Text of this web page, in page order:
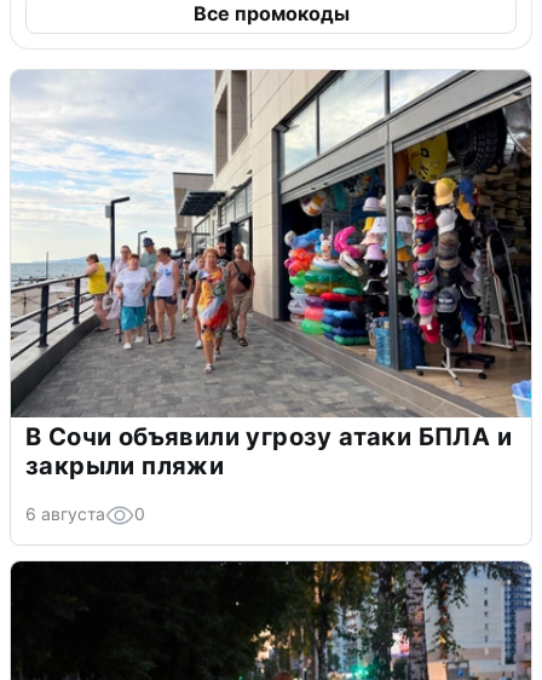
Все промокоды
В Сочи объявили угрозу атаки БПЛА и
закрыли пляжи
6 августа 0